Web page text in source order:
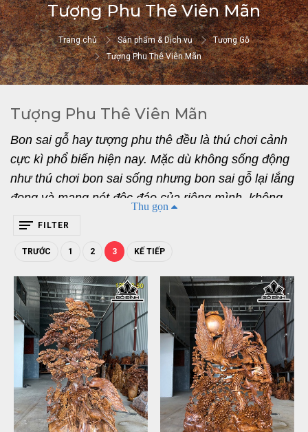
Tượng Phu Thê Viên Mãn
Trang chủ Sản phẩm & Dịch vụ
Tượng Gỗ
Tượng Phu Thê Viên Mãn
Tượng Phu Thê Viên Mãn
Bon sai gỗ hay tượng phu thê đều là thú chơi cảnh
cực kì phổ biến hiện nay. Mặc dù không sống động
như thú chơi bon sai sống nhưng bon sai gỗ lại lắng
đọng và mang nét độc đáo của riêng mình, không
sai thể hiện được những nét riêng và ý nghĩa riêng.
Hôm nay, chúng ta hãy cùng nhau tìm hiểu về tượng
gỗ này nhé.
Thu gọn
FILTER
TRƯỚC 1 2 3 KẾ TIẾP